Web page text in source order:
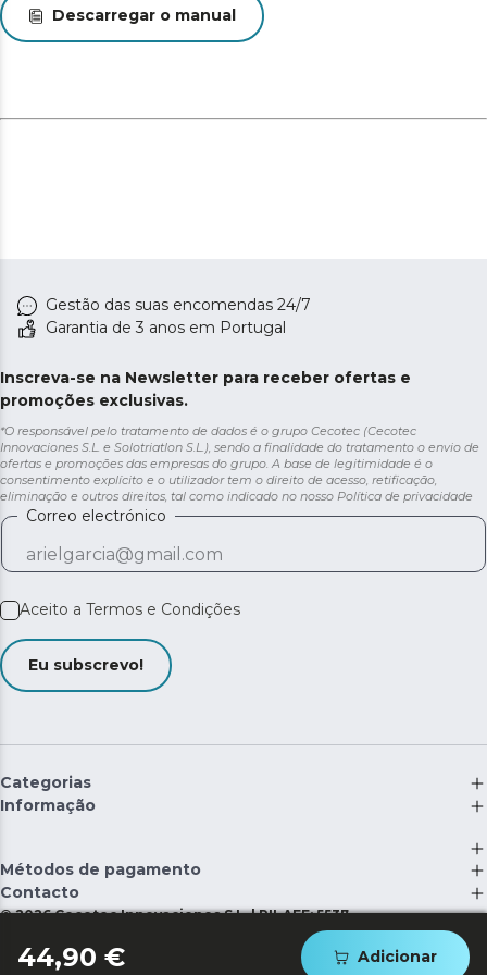
44,90 € Adicionar
Descarregar o manual
Gestão das suas encomendas 24/7
Garantia de 3 anos em Portugal
Inscreva-se na Newsletter para receber ofertas e
promoções exclusivas.
*O responsável pelo tratamento de dados é o grupo Cecotec (Cecotec
Innovaciones S.L. e Solotriatlon S.L.), sendo a finalidade do tratamento o envio de
ofertas e promoções das empresas do grupo. A base de legitimidade é o
consentimento explícito e o utilizador tem o direito de acesso, retificação,
eliminação e outros direitos, tal como indicado no nosso Política de privacidade
Correo electrónico
Aceito a Termos e Condições
Eu subscrevo!
Categorias
Informação
Métodos de pagamento
Contacto
©2026 Cecotec Innovaciones S.L. | RII-AEE: 5537